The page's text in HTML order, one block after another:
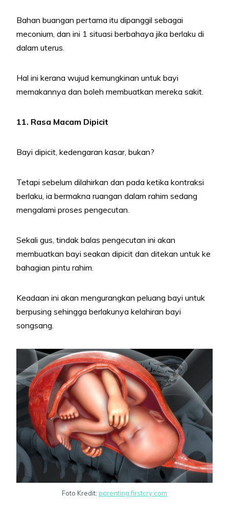
Bahan buangan pertama itu dipanggil sebagai
meconium, dan ini 1 situasi berbahaya jika berlaku di
dalam uterus.
Hal ini kerana wujud kemungkinan untuk bayi
memakannya dan boleh membuatkan mereka sakit.
11. Rasa Macam Dipicit
Bayi dipicit, kedengaran kasar, bukan?
Tetapi sebelum dilahirkan dan pada ketika kontraksi
berlaku, ia bermakna ruangan dalam rahim sedang
mengalami proses pengecutan.
Sekali gus, tindak balas pengecutan ini akan
membuatkan bayi seakan dipicit dan ditekan untuk ke
bahagian pintu rahim.
Keadaan ini akan mengurangkan peluang bayi untuk
berpusing sehingga berlakunya kelahiran bayi
songsang.
Foto Kredit: parenting.firstcry.com